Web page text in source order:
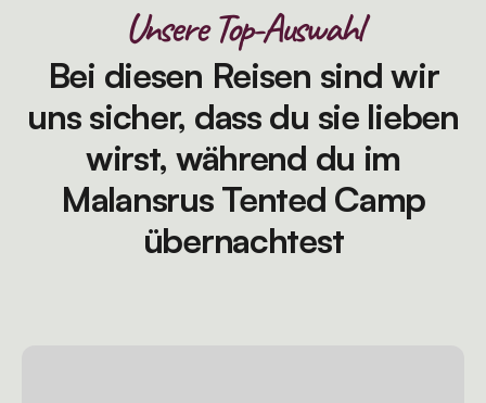
Unsere Top-Auswahl
Bei diesen Reisen sind wir
uns sicher, dass du sie lieben
wirst, während du im
Malansrus Tented Camp
übernachtest